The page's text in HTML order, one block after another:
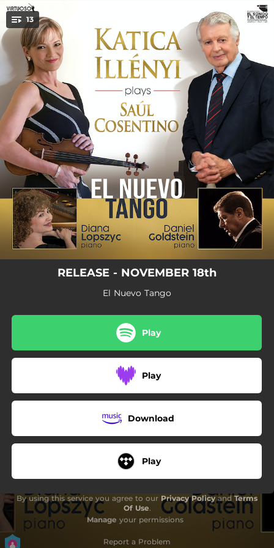
You're all set!
13
El Nuevo Tango
03:44
Poema
02:44
Ideas y Emociones
03:01
Mis Ansiedades
02:01
La Depre
04:35
Gente de Tango
03:05
Justo a Tiempo
02:46
Los Cielos Más Altos
02:30
Mis Poemas, a la Calle
Tango Barroco
03:11
RELEASE - NOVEMBER 18th
El Nuevo Tango
Play
Play
Download
Play
By using this service you agree to our Privacy PolicyandTerms
Of Use.
Manage your permissions
Report a Problem